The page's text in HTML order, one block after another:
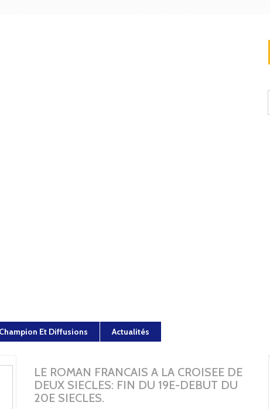
Et Diffusions Actualités
LE ROMAN FRANCAIS A LA CROISEE DE
DEUX SIECLES: FIN DU 19E-DEBUT DU
20E SIECLES.